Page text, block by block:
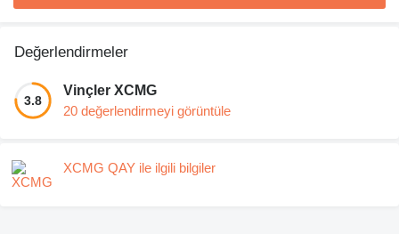
Değerlendirmeler
3.8
Vinçler XCMG
20 değerlendirmeyi görüntüle
XCMG QAY ile ilgili bilgiler